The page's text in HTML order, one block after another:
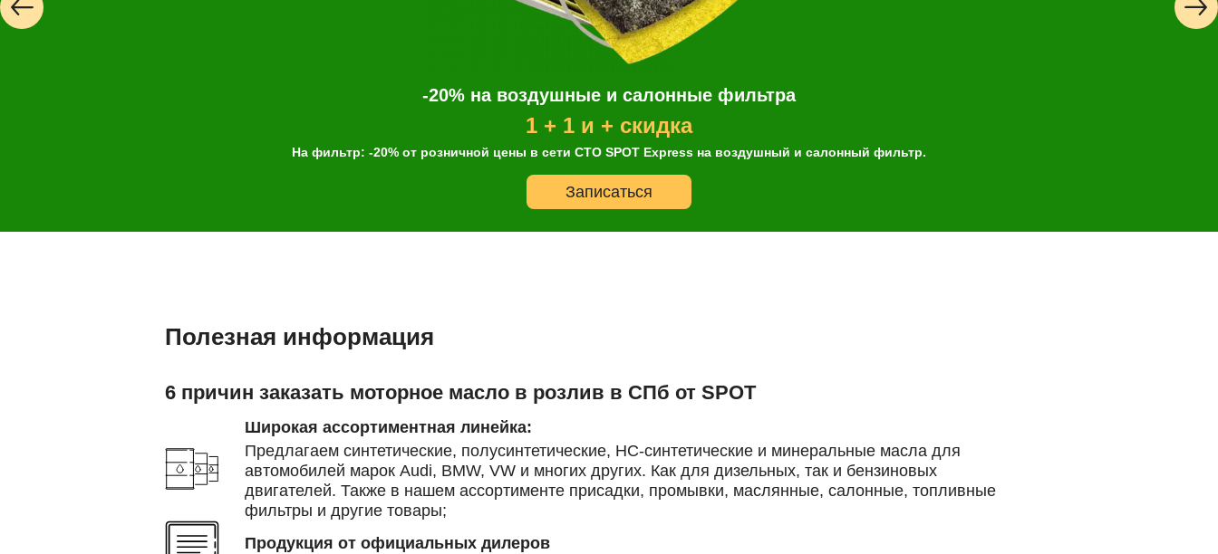
-20% на воздушные и салонные фильтра
1 + 1 и + скидка
На фильтр: -20% от розничной цены в сети СТО SPOT Express на воздушный и салонный фильтр.
Записаться
Полезная информация
6 причин заказать моторное масло в розлив в СПб от SPOT
Широкая ассортиментная линейка:
Предлагаем синтетические, полусинтетические, HC-синтетические и минеральные масла для
автомобилей марок Audi, BMW, VW и многих других. Как для дизельных, так и бензиновых
двигателей. Также в нашем ассортименте присадки, промывки, маслянные, салонные, топливные
фильтры и другие товары;
Продукция от официальных дилеров